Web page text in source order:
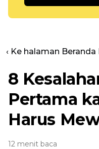
‹ Ke halaman Beranda
8
Pertama
Harus
12 menit baca